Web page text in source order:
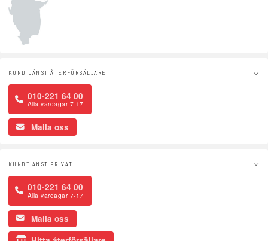
KUNDTJÄNST ÅTERFÖRSÄLJARE
010-221 64 00
Alla vardagar 7-17
Maila oss
KUNDTJÄNST PRIVAT
010-221 64 00
Alla vardagar 7-17
Maila oss